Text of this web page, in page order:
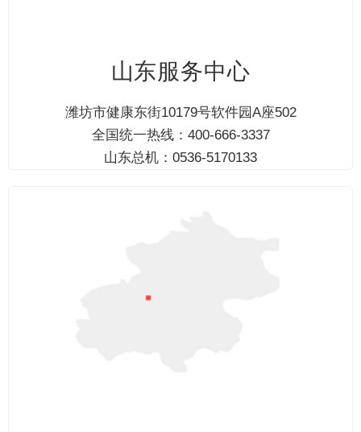
奔
我
山东服务中心
潍坊市健康东街10179号软件园A座502
全国统一热线：400-666-3337
山东总机：0536-5170133